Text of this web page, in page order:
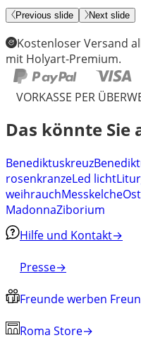
Previous slide Next slide
Kostenloser Versand
mit Holyart-Premium.
VORKASSE PER
Das könnte Sie
Benediktuskreuz
rosenkranzeLed licht
weihrauchMesskelche
MadonnaZiborium
Hilfe und Kontakt→
Presse→
Freunde werben
Roma Store→